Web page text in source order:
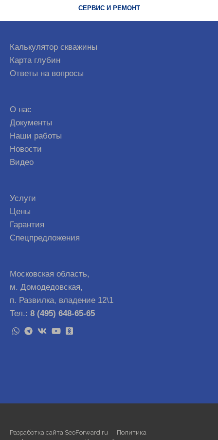
СЕРВИС И РЕМОНТ
Калькулятор скважины
Карта глубин
Ответы на вопросы
О нас
Документы
Наши работы
Новости
Видео
Услуги
Цены
Гарантия
Спецпредложения
Московская область,
м. Домодедовская,
п. Развилка, владение 12\1
Тел.: 8 (495) 648-65-65
Разработка сайта SeoForward.ru
Политика